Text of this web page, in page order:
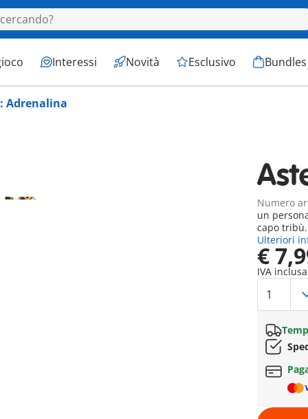
Interessi Novità Esclusivo Bundles
Adrenalina
Numero
un
capo tribù.
Ulteriori
€
IVA inclusa